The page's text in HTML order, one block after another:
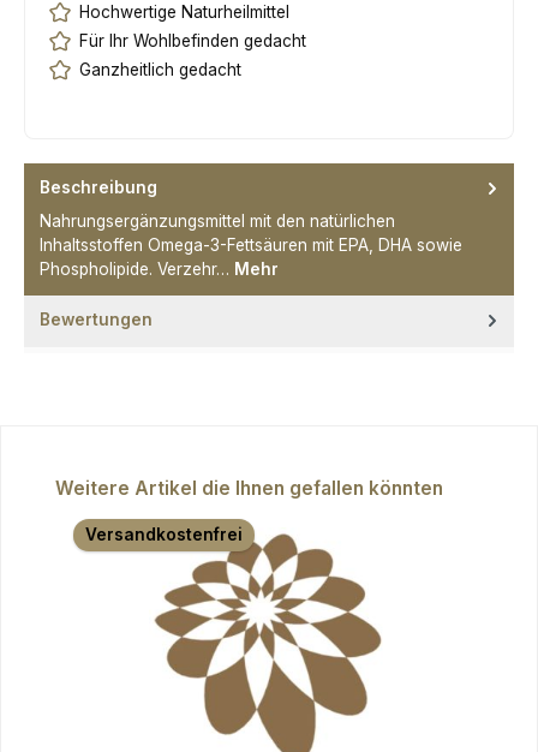
Hochwertige Naturheilmittel
Für Ihr Wohlbefinden gedacht
Ganzheitlich gedacht
Beschreibung
Nahrungsergänzungsmittel mit den natürlichen
Inhaltsstoffen Omega-3-Fettsäuren mit EPA, DHA sowie
Phospholipide. Verzehr… Mehr
Bewertungen
Produktgalerie überspringen
Weitere Artikel die Ihnen gefallen könnten
Versandkostenfrei